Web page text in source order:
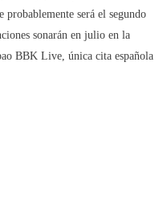
será el segundo
sonarán en julio en la
BBK Live, única cita española